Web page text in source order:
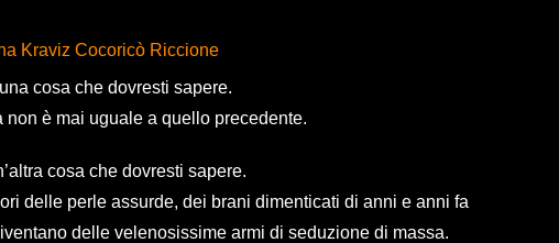
Kraviz Cocoricò Riccione
cosa che dovresti sapere.
non è mai uguale a quello precedente.
cosa che dovresti sapere.
delle perle assurde, dei brani dimenticati di anni e anni fa
delle velenosissime armi di seduzione di massa.